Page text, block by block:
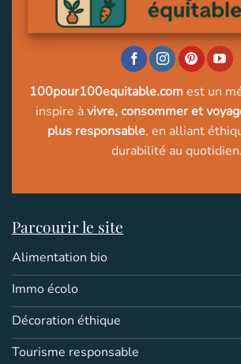
100pour100equitable.comest un
inspire àvivre, consommer et
plus responsable, en alliant
durabilité au quotidien.
Parcourir le site
Alimentation bio
Immo écolo
Décoration éthique
Tourisme responsable